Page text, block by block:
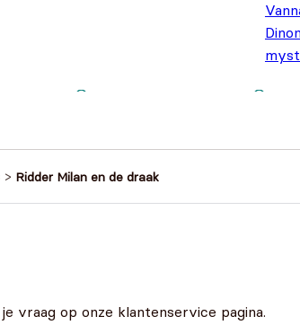
> Ridder Milan en de draak
vraag op onze klantenservice pagina.